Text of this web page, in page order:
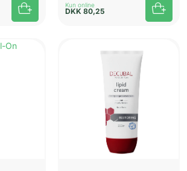
Kun online
DKK 80,25